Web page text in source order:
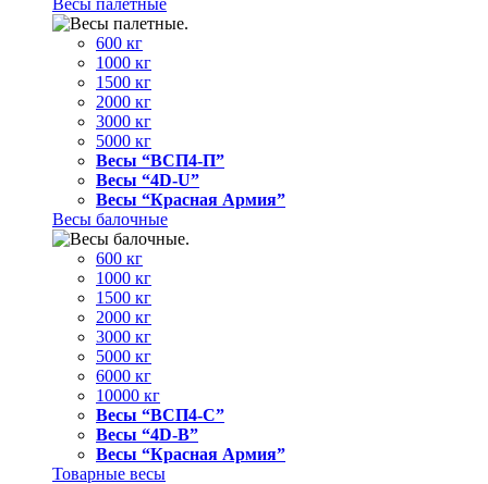
Весы палетные
600 кг
1000 кг
1500 кг
2000 кг
3000 кг
5000 кг
Весы “ВСП4-П”
Весы “4D-U”
Весы “Красная Армия”
Весы балочные
600 кг
1000 кг
1500 кг
2000 кг
3000 кг
5000 кг
6000 кг
10000 кг
Весы “ВСП4-С”
Весы “4D-В”
Весы “Красная Армия”
Товарные весы